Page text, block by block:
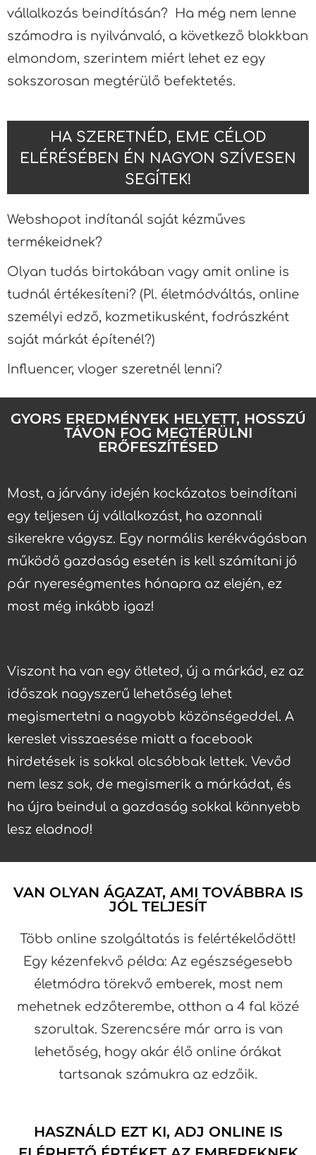
vállalkozás beindításán? Ha még nem lenne
számodra is nyilvánvaló, a következő blokkban
elmondom, szerintem miért lehet ez egy
sokszorosan megtérülő befektetés.
HA SZERETNÉD, EME CÉLOD
ELÉRÉSÉBEN ÉN NAGYON SZÍVESEN
SEGÍTEK!
Webshopot indítanál saját kézműves
termékeidnek?
Olyan tudás birtokában vagy amit online is
tudnál értékesíteni? (Pl. életmódváltás, online
személyi edző, kozmetikusként, fodrászként
saját márkát építenél?)
Influencer, vloger szeretnél lenni?
GYORS EREDMÉNYEK HELYETT, HOSSZÚ
TÁVON FOG MEGTÉRÜLNI
ERŐFESZÍTÉSED
Most, a járvány idején kockázatos beindítani
egy teljesen új vállalkozást, ha azonnali
sikerekre vágysz. Egy normális kerékvágásban
működő gazdaság esetén is kell számítani jó
pár nyereségmentes hónapra az elején, ez
most még inkább igaz!
Viszont ha van egy ötleted, új a márkád, ez az
időszak nagyszerű lehetőség lehet
megismertetni a nagyobb közönségeddel. A
kereslet visszaesése miatt a facebook
hirdetések is sokkal olcsóbbak lettek. Vevőd
nem lesz sok, de megismerik a márkádat, és
ha újra beindul a gazdaság sokkal könnyebb
lesz eladnod!
VAN OLYAN ÁGAZAT, AMI TOVÁBBRA IS
JÓL TELJESÍT
Több online szolgáltatás is felértékelődött!
Egy kézenfekvő példa: Az egészségesebb
életmódra törekvő emberek, most nem
mehetnek edzőterembe, otthon a 4 fal közé
szorultak. Szerencsére már arra is van
lehetőség, hogy akár élő online órákat
tartsanak számukra az edzőik.
HASZNÁLD EZT KI, ADJ ONLINE IS